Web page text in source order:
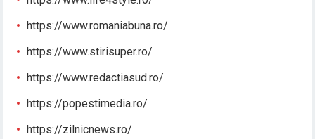
https://www.romaniabuna.ro/
https://www.stirisuper.ro/
https://www.redactiasud.ro/
https://popestimedia.ro/
https://zilnicnews.ro/